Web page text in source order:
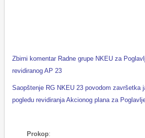
Zbirni komentar Radne grupe NKEU za
revidiranog AP 23
Saopštenje RG NKEU 23 povodom završetka
pogledu revidiranja Akcionog plana za
Prokop: